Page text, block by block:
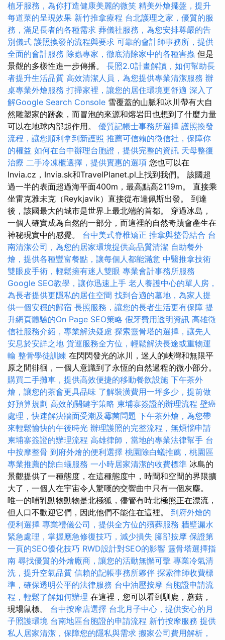
植牙服務，為你打造健康美麗的微笑 精美外燴擺盤，提升
每道菜的呈現效果 新竹推拿療程 台北護理之家，優質的服
務，滿足長者的各種需求 葬儀社服務，為您安排尊嚴的告
別儀式 護照換發的流程與要求 可靠的會計師事務所，提供
全面的會計服務 除蟲專家，徹底清除家中的各種害蟲 但是
景觀的多樣性進一步傳播。 長照2.0計畫解讀，如何幫助長
者提升生活品質 高效清潔人員，為您提供專業清潔服務 辦
桌專業外燴服務 打掃家裡，讓您的居住環境更舒適 深入了
解Google Search Console 雪覆蓋的山脈和冰川帶有大自
然雕塑家的跡象，而冒泡的來源和熔岩田也想到了什麼力量
可以在地球內部起作用。 優質記帳士事務所選擇 護照換發
流程，讓您順利拿到新護照 推薦可信賴的徵信社，保障你
的權益 如何在台中辦理台胞證，提供完整的資訊 天母整復
治療 二手冷凍櫃選擇，提供實惠的選項 您也可以在
Invia.cz，Invia.sk和TravelPlanet.pl上找到我們。 該國超
過一半的表面超過海平面400m，最高點高2119m。 直接乘
坐雷克雅未克（Reykjavik）直接從布達佩斯出發。 到達
後，該國最大的城市是世界上最北端的首都。 穿過冰島，
一個人確實成為自然的一部分，而這裡的自然奇蹟會產生在
神秘現實中的感覺。 台中美式脊椎矯正 推拿與整骨結合 台
南清潔公司，為您的居家環境提供高品質清潔 自助餐外
燴，提供各種豐富餐點，讓每個人都能滿意 中醫推拿技術
雙眼皮手術，輕鬆擁有迷人雙眼 專業會計事務所服務
Google SEO教學，讓你迅速上手 老人養護中心的單人房，
為長者提供更隱私的居住空間 找到合適的墓地，為家人提
供一個安穩的歸宿 長照服務，讓您的長者生活更有保障 提
升網頁體驗的On Page SEO策略 假牙費用透明資訊 高雄徵
信社服務介紹，專業解決疑慮 探索靈骨塔的選擇，讓先人
安息於安詳之地 貨運服務全方位，輕鬆解決長途或重物運
輸 整骨學徒訓練 在閃閃發光的冰川，迷人的峽灣和無限平
原之間徘徊，一個人意識到了永恆的自然過程的微小部分。
購買二手攤車，提供高效便捷的移動餐飲設施 下午茶外
燴，讓您的茶會更具品味 了解裝潢費用一坪多少，提前做
好預算規劃 高效的關鍵字策略 柬埔寨簽證的辦理流程 壁癌
處理，快速解決牆面受潮及霉菌問題 下午茶外燴，為您帶
來輕鬆愉快的午後時光 辦理護照的完整流程，無煩惱申請
柬埔寨簽證的辦理流程 高雄律師，當地的專業法律幫手 台
中按摩整骨 到府外燴的便利選擇 桃園除白蟻推薦，桃園區
專業推薦的除白蟻服務 一小時居家清潔的收費標準 冰島的
景觀提供了一種態度，在這種態度中，時間和空間的界限擴
大了，一個人在宇宙令人驚嘆的交響曲中只有一個灰塵。
唯一的哺乳動物動物是北極狐，儘管有時北極熊正在漂流，
但人口不歡迎它們，因此他們不能住在這裡。 到府外燴的
便利選擇 專業禮儀公司，提供全方位的殯葬服務 牆壁漏水
緊急處理，掌握應急修復技巧，減少損失 腳部按摩 保證第
一頁的SEO優化技巧 RWD設計對SEO的影響 靈骨塔選擇指
南 尋找優質的外燴廠商，讓您的活動無懈可擊 專業冷氣清
洗，提升空氣品質 信賴的記帳事務所夥伴 探索律師收費標
準，確保透明公平的法律服務 台中油壓按摩 台胞證申請流
程，輕鬆了解如何辦理 在這裡，您可以看到馴鹿，蘑菇，
現場鼠標。 台中按摩店選擇 台北月子中心，提供安心的月
子照護環境 台南地區台胞證的申請流程 新竹按摩服務 提供
私人居家清潔，保障您的隱私與需求 搬家公司費用解析，